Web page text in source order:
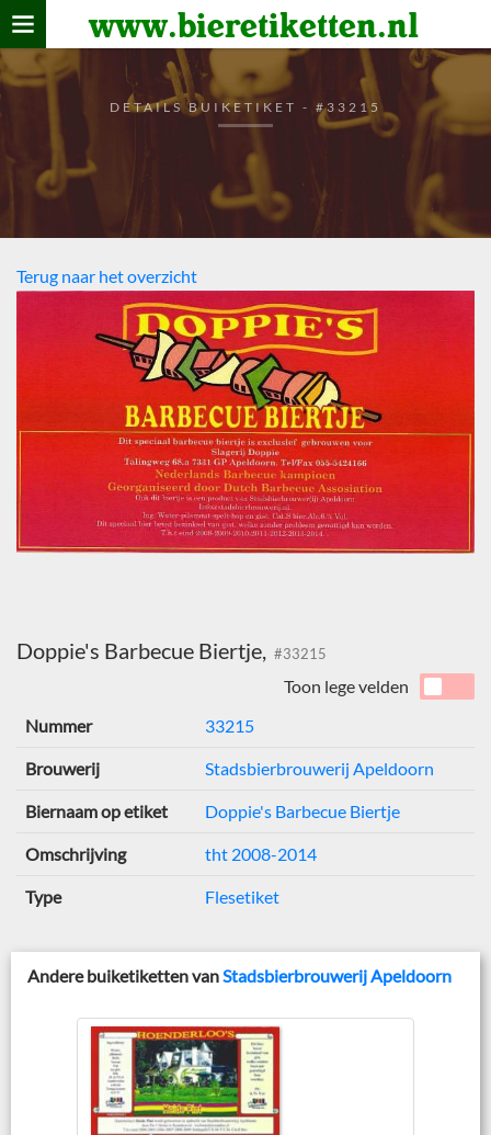
www.bieretiketten.nl
Home
verzamelen
De bierkaart
Bezoekers
DETAILS BUIKETIKET - #33215
Terug naar het overzicht
Doppie's Barbecue Biertje, #33215
Toon lege velden
Nummer
33215
Brouwerij Stadsbierbrouwerij Apeldoorn
Biernaam op etiket Doppie's Barbecue Biertje
Omschrijving tht 2008-2014
Type Flesetiket
Andere buiketiketten vanStadsbierbrouwerij Apeldoorn